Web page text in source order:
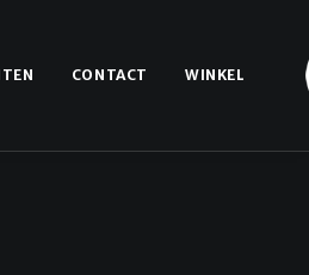
CONTACT WINKEL